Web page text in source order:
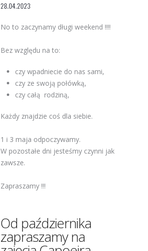
28.04.2023
No to zaczynamy długi weekend !!!!
Bez względu na to:
czy wpadniecie do nas sami,
czy ze swoją połówką,
czy całą rodziną,
Każdy znajdzie coś dla siebie.
1 i 3 maja odpoczywamy.
W pozostałe dni jesteśmy czynni jak
zawsze.
Zapraszamy !!!
Od października
zapraszamy na